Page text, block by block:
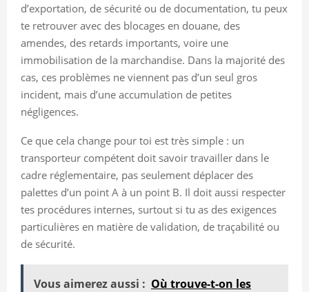
d’exportation, de sécurité ou de documentation, tu peux
te retrouver avec des blocages en douane, des
amendes, des retards importants, voire une
immobilisation de la marchandise. Dans la majorité des
cas, ces problèmes ne viennent pas d’un seul gros
incident, mais d’une accumulation de petites
négligences.
Ce que cela change pour toi est très simple : un
transporteur compétent doit savoir travailler dans le
cadre réglementaire, pas seulement déplacer des
palettes d’un point A à un point B. Il doit aussi respecter
tes procédures internes, surtout si tu as des exigences
particulières en matière de validation, de traçabilité ou
de sécurité.
Vous aimerez aussi : Où trouve-t-on les